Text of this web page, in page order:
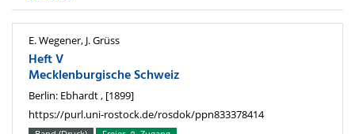
E. Wegener, J. Grüss
Heft V
Mecklenburgische Schweiz
Berlin: Ebhardt , [1899]
https://purl.uni-rostock.de/rosdok/ppn833378414